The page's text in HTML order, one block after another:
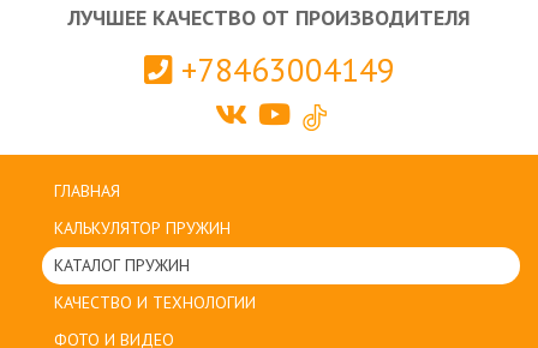
ЛУЧШЕЕ КАЧЕСТВО ОТ ПРОИЗВОДИТЕЛЯ
+78463004149
ГЛАВНАЯ
КАЛЬКУЛЯТОР ПРУЖИН
КАТАЛОГ ПРУЖИН
КАЧЕСТВО И ТЕХНОЛОГИИ
ФОТО И ВИДЕО